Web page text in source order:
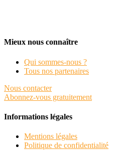
Mieux nous connaître
Qui sommes-nous ?
Tous nos partenaires
Nous contacter
Abonnez-vous gratuitement
Informations légales
Mentions légales
Politique de confidentialité